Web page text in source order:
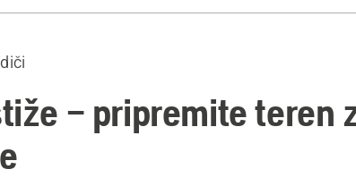
o travi na sportskim terenima
– pripremite teren